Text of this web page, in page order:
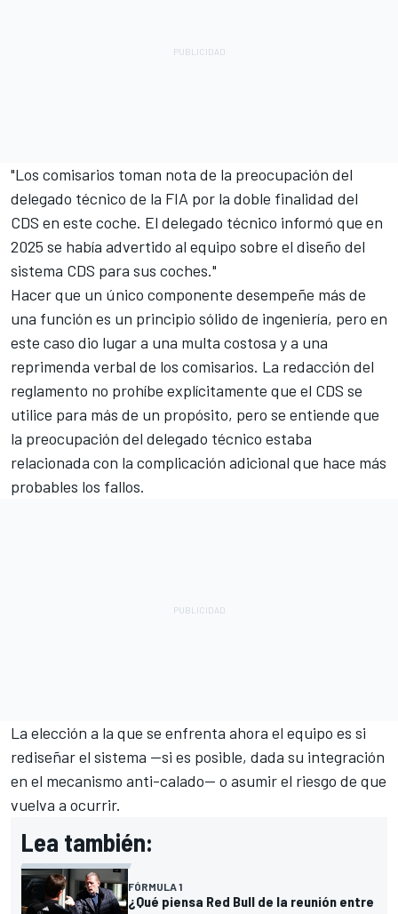
"Los comisarios toman nota de la preocupación del
delegado técnico de la FIA por la doble finalidad del
CDS en este coche. El delegado técnico informó que en
2025 se había advertido al equipo sobre el diseño del
sistema CDS para sus coches."
Hacer que un único componente desempeñe más de
una función es un principio sólido de ingeniería, pero en
este caso dio lugar a una multa costosa y a una
reprimenda verbal de los comisarios. La redacción del
reglamento no prohíbe explícitamente que el CDS se
utilice para más de un propósito, pero se entiende que
la preocupación del delegado técnico estaba
relacionada con la complicación adicional que hace más
probables los fallos.
La elección a la que se enfrenta ahora el equipo es si
rediseñar el sistema —si es posible, dada su integración
en el mecanismo anti-calado— o asumir el riesgo de que
vuelva a ocurrir.
Lea también:
FÓRMULA 1
¿Qué piensa Red Bull de la reunión entre